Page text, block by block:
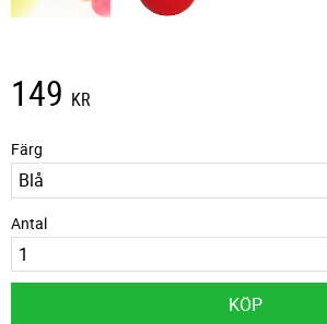
149 KR
Färg
Antal
KÖP